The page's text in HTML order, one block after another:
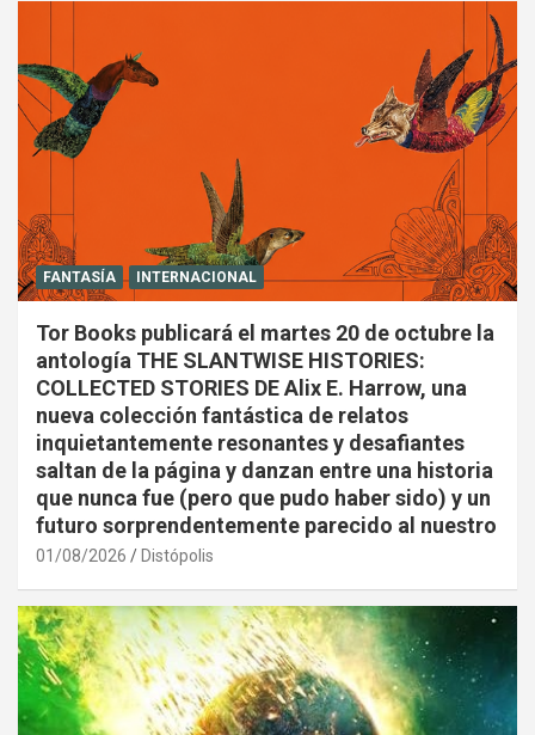
FANTASÍA INTERNACIONAL
Tor Books publicará el martes 20 de octubre la
antología THE SLANTWISE HISTORIES:
COLLECTED STORIES DE Alix E. Harrow, una
nueva colección fantástica de relatos
inquietantemente resonantes y desafiantes
saltan de la página y danzan entre una historia
que nunca fue (pero que pudo haber sido) y un
futuro sorprendentemente parecido al nuestro
01/08/2026 Distópolis